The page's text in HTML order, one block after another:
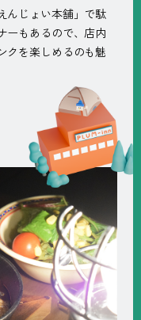
んじょい本舗」で駄
ーもあるので、店内
クを楽しめるのも魅